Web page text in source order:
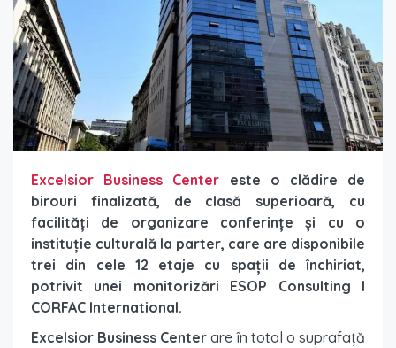
Excelsior Business Center este o clădire de
birouri finalizată, de clasă superioară, cu
facilități de organizare conferințe și cu o
instituție culturală la parter, care are disponibile
trei din cele 12 etaje cu spații de închiriat,
potrivit unei monitorizări ESOP Consulting l
CORFAC International.
Excelsior Business Center are în total o suprafață